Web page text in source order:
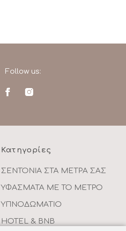
Follow us:
Κατηγορίες
ΣΕΝΤΟΝΙΑ ΣΤΑ ΜΕΤΡΑ ΣΑΣ
ΥΦΑΣΜΑΤΑ ΜΕ ΤΟ ΜΕΤΡΟ
ΥΠΝΟΔΩΜΑΤΙΟ
HOTEL & BNB